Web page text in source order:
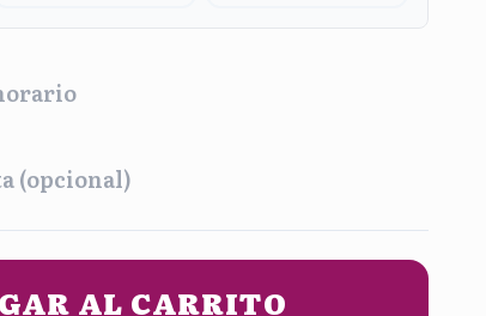
Tarde
(opcional)
DE ENTREGA (opcional)
AL CARRITO